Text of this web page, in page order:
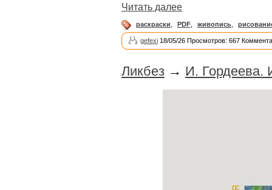
Читать далее
раскраски PDF живопись
gefexi 18/05/26 Просмотров: 667
Ликбез → И. Гордеева.